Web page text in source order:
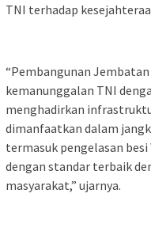
TNI terhadap
“Pembangunan
kemanunggalan TNI
menghadirkan
dimanfaatkan dalam
termasuk pengelasan
dengan standar terbaik
masyarakat,” ujarnya.